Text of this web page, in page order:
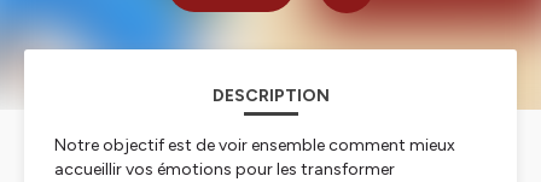
DESCRIPTION
Notre objectif est de voir ensemble comment mieux
accueillir vos émotions pour les transformer